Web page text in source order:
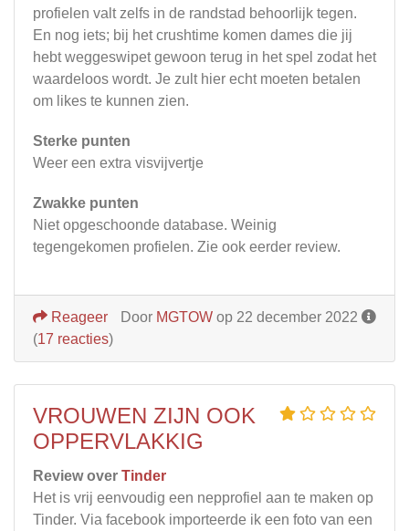
profielen valt zelfs in de randstad behoorlijk tegen.
En nog iets; bij het crushtime komen dames die jij
hebt weggeswipet gewoon terug in het spel zodat het
waardeloos wordt. Je zult hier echt moeten betalen
om likes te kunnen zien.
Sterke punten
Weer een extra visvijvertje
Zwakke punten
Niet opgeschoonde database. Weinig
tegengekomen profielen. Zie ook eerder review.
Door MGTOW op 22 december 2022
Reageer
(17 reacties)
VROUWEN ZIJN OOK
OPPERVLAKKIG
Review over Tinder
Het is vrij eenvoudig een nepprofiel aan te maken op
Tinder. Via facebook importeerde ik een foto van een